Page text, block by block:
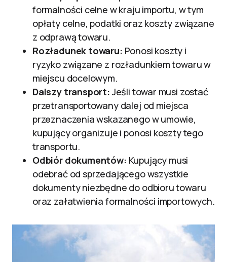
formalności celne w kraju importu, w tym
opłaty celne, podatki oraz koszty związane
z odprawą towaru.
Rozładunek towaru: Ponosi koszty i
ryzyko związane z rozładunkiem towaru w
miejscu docelowym.
Dalszy transport:Jeśli towar musi zostać
przetransportowany dalej od miejsca
przeznaczenia wskazanego w umowie,
kupujący organizuje i ponosi koszty tego
transportu.
Odbiór dokumentów: Kupujący musi
odebrać od sprzedającego wszystkie
dokumenty niezbędne do odbioru towaru
oraz załatwienia formalności importowych.